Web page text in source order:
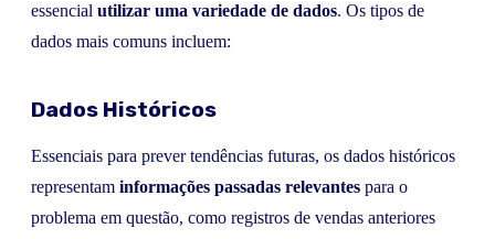
essencial utilizar uma variedade de dados. Os tipos de
dados mais comuns incluem:
Dados Históricos
Essenciais para prever tendências futuras, os dados históricos
representam informações passadas relevantes para o
problema em questão, como registros de vendas anteriores